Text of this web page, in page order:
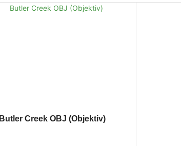
Butler Creek OBJ (Objektiv)